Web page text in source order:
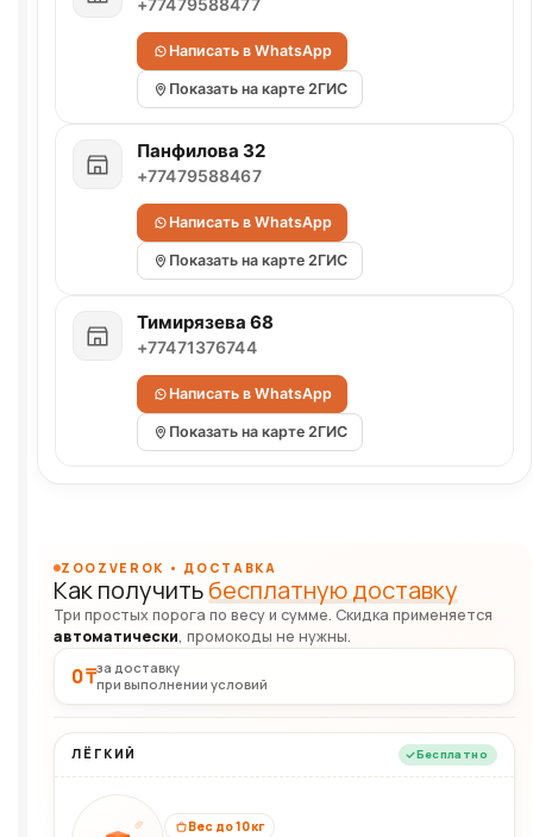
+77479588477
Написать в WhatsApp
Показать на карте 2ГИС
Панфилова 32
+77479588467
Написать в WhatsApp
Показать на карте 2ГИС
Тимирязева 68
+77471376744
Написать в WhatsApp
Показать на карте 2ГИС
ZOOZVEROK • ДОСТАВКА
Как получитьбесплатную доставку
Три простых порога по весу и сумме. Скидка применяется
автоматически, промокоды не нужны.
0 ₸за доставку
при выполнении условий
ЛЁГКИЙ Бесплатно
Вес до 10 кг